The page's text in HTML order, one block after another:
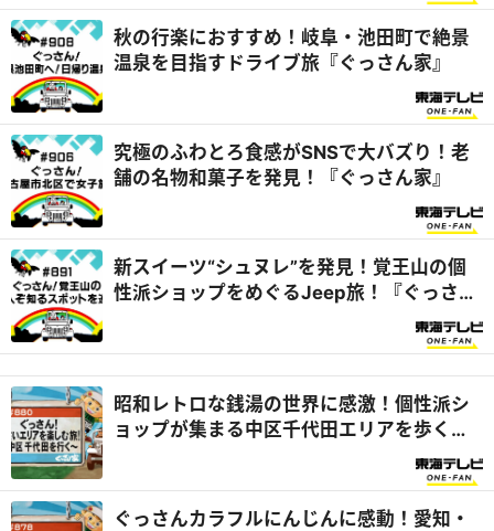
秋の行楽におすすめ！岐阜・池田町で絶景
温泉を目指すドライブ旅『ぐっさん家』
究極のふわとろ食感がSNSで大バズり！老
舗の名物和菓子を発見！『ぐっさん家』
新スイーツ“シュヌレ”を発見！覚王山の個
性派ショップをめぐるJeep旅！『ぐっさん
昭和レトロな銭湯の世界に感激！個性派シ
ョップが集まる中区千代田エリアを歩く旅
ぐっさんカラフルにんじんに感動！愛知・